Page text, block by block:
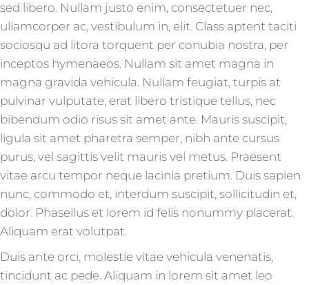
sed libero. Nullam justo enim, consectetuer nec,
ullamcorper ac, vestibulum in, elit. Class aptent taciti
sociosqu ad litora torquent per conubia nostra, per
inceptos hymenaeos. Nullam sit amet magna in
magna gravida vehicula. Nullam feugiat, turpis at
pulvinar vulputate, erat libero tristique tellus, nec
bibendum odio risus sit amet ante. Mauris suscipit,
ligula sit amet pharetra semper, nibh ante cursus
purus, vel sagittis velit mauris vel metus. Praesent
vitae arcu tempor neque lacinia pretium. Duis sapien
nunc, commodo et, interdum suscipit, sollicitudin et,
dolor. Phasellus et lorem id felis nonummy placerat.
Aliquam erat volutpat.
Duis ante orci, molestie vitae vehicula venenatis,
tincidunt ac pede. Aliquam in lorem sit amet leo